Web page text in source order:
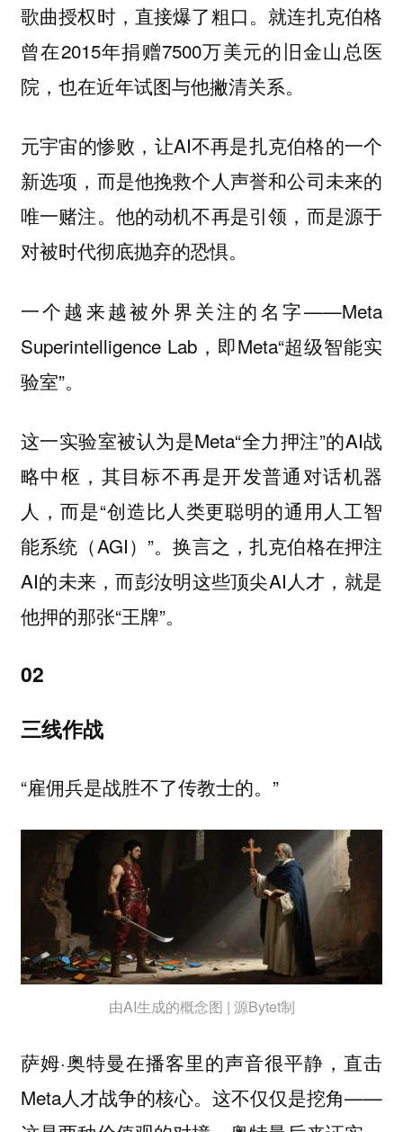
歌曲授权时，直接爆了粗口。就连扎克伯格
曾在2015年捐赠7500万美元的旧金山总医
院，也在近年试图与他撇清关系。
元宇宙的惨败，让AI不再是扎克伯格的一个
新选项，而是他挽救个人声誉和公司未来的
唯一赌注。他的动机不再是引领，而是源于
对被时代彻底抛弃的恐惧。
一个越来越被外界关注的名字——Meta
Superintelligence Lab，即Meta“超级智能实
验室”。
这一实验室被认为是Meta“全力押注”的AI战
略中枢，其目标不再是开发普通对话机器
人，而是“创造比人类更聪明的通用人工智
能系统（AGI）”。换言之，扎克伯格在押注
AI的未来，而彭汝明这些顶尖AI人才，就是
他押的那张“王牌”。
02
三线作战
“雇佣兵是战胜不了传教士的。”
由AI生成的概念图 | 源Bytet制
萨姆·奥特曼在播客里的声音很平静，直击
Meta人才战争的核心。这不仅仅是挖角——